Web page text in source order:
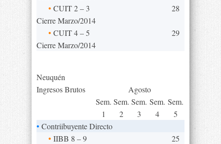
• CUIT 2 – 3
Cierre Marzo/2014
28
• CUIT 4 – 5
Cierre Marzo/2014
29
Neuquén
Ingresos Brutos
Agosto
Sem.
1
Sem.
2
Sem.
3
Sem.
4
Sem.
5
• Contriibuyente Directo
• IIBB 8 – 9
25